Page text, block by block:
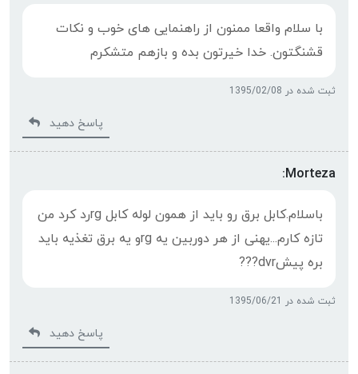
با سلام واقعا ممنون از راهنمایی های خوب و نکات
قشنگتون. خدا خیرتون بده و بازهم متشکرم
ثبت شده در 1395/02/08
پاسخ دهید
Morteza:
باسلام.کابل برق رو باید از همون لوله کابل rgرد کرد من
تازه کارم...یهنی از هر دوربین یه rgو یه برق تغذیه باید
بره پیشdvr???
ثبت شده در 1395/06/21
پاسخ دهید